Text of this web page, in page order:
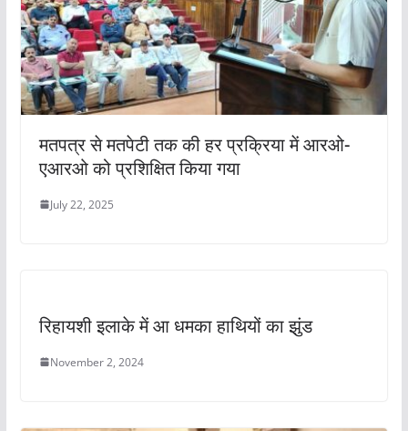
मतपत्र से मतपेटी तक की हर प्रक्रिया में आरओ-
एआरओ को प्रशिक्षित किया गया
July 22, 2025
रिहायशी इलाके में आ धमका हाथियों का झुंड
November 2, 2024